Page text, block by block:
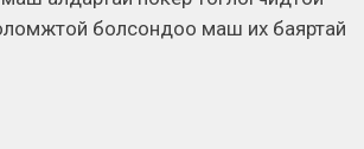
болсондоо маш их баяртай